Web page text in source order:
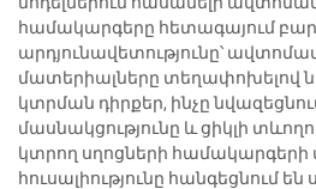
համակարգերը հետագայում
արդյունավետությունը՝
մատերիալները տեղափոխելով
կտրման դիրքեր, ինչը
մասնակցությունը և ցիկլի
կտրող սղոցների համակարգերի
հուսալիությունը հանգեցնում